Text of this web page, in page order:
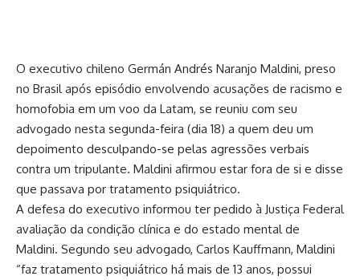
O executivo chileno Germán Andrés Naranjo Maldini, preso
no Brasil após episódio envolvendo acusações de racismo e
homofobia em um voo da Latam, se reuniu com seu
advogado nesta segunda-feira (dia 18) a quem deu um
depoimento desculpando-se pelas agressões verbais
contra um tripulante. Maldini afirmou estar fora de si e disse
que passava por tratamento psiquiátrico.
A defesa do executivo informou ter pedido à Justiça Federal
avaliação da condição clínica e do estado mental de
Maldini. Segundo seu advogado, Carlos Kauffmann, Maldini
“faz tratamento psiquiátrico há mais de 13 anos, possui